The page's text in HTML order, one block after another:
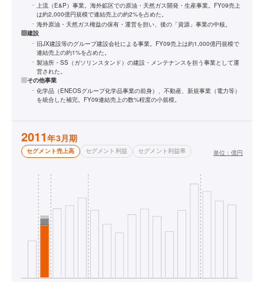
上流（E&P）事業。海外鉱区での原油・天然ガス開発・生産事業。FY09売上
は約2,000億円規模で連結売上の約2%を占めた。
海外原油・天然ガス権益の保有・運営を担い、後の「資源」事業の中核。
建設
旧JX建設等のグループ建設会社による事業。FY09売上は約1,000億円規模で
連結売上の約1%を占めた。
製油所・SS（ガソリンスタンド）の建設・メンテナンスを担う事業として運
営された。
その他事業
化学品（ENEOSグループ化学品事業の前身）、不動産、新規事業（電力等）
を統合した補完。FY09連結売上の数%程度の小規模。
2011年3月期
セグメント売上高 セグメント利益 セグメント利益率 単位： 億円